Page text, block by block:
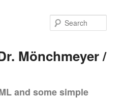
Mönchmeyer /
and some simple